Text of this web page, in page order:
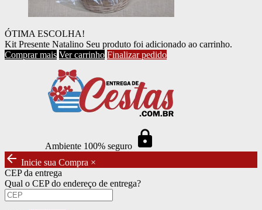
ÓTIMA ESCOLHA!
Kit Presente Natalino Seu produto foi adicionado ao carrinho.
Comprar mais Ver carrinho Finalizar pedido
Ambiente 100% seguro https
arrow_back Inicie sua Compra ×
CEP da entrega
Qual o CEP do endereço de entrega?